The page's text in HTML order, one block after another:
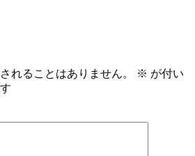
れることはありません。 ※ が付い